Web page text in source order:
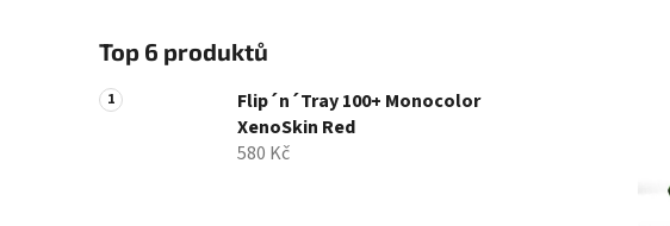
o
s
t
Top 6 produktů
Flip´n´Tray 100+ Monocolor
XenoSkin Red
580 Kč